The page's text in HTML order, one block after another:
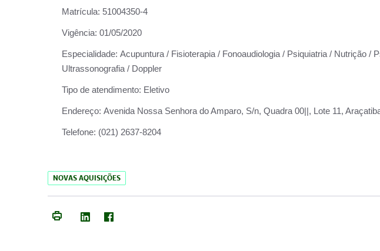
Matrícula: 51004350-4
Vigência: 01/05/2020
Especialidade: Acupuntura / Fisioterapia / Fonoaudiologia / Psiquiatria / Nutrição /
Ultrassonografia / Doppler
Tipo de atendimento: Eletivo
Endereço: Avenida Nossa Senhora do Amparo, S/n, Quadra 00||, Lote 11,
Telefone: (021) 2637-8204
NOVAS AQUISIÇÕES